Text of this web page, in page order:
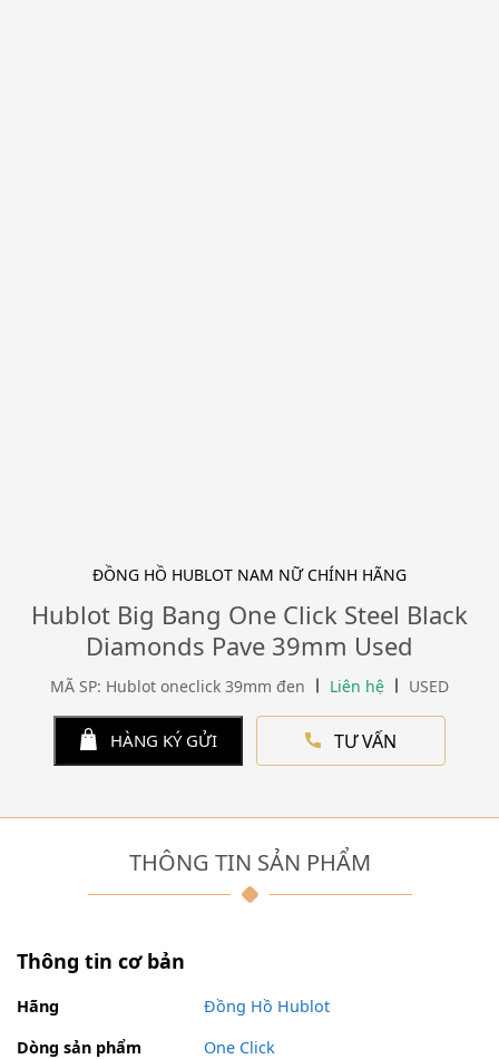
ĐỒNG HỒ HUBLOT NAM NỮ CHÍNH HÃNG
Hublot Big Bang One Click Steel Black
Diamonds Pave 39mm Used
MÃ SP: Hublot oneclick 39mm đen Liên hệ USED
HÀNG KÝ GỬI TƯ VẤN
THÔNG TIN SẢN PHẨM
Thông tin cơ bản
Hãng
Đồng Hồ Hublot
Dòng sản phẩm
One Click